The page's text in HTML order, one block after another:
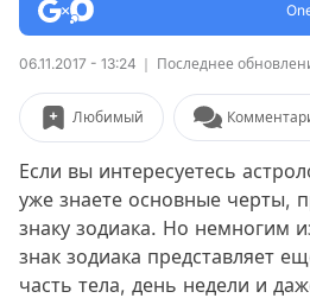
06.11.2017 - 13:24 Последнее
Любимый
Если вы интересуетесь
уже знаете основные черты,
знаку зодиака. Но немногим
знак зодиака представляет
часть тела, день недели и